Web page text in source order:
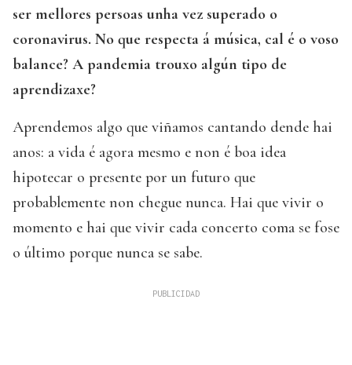
ser mellores persoas unha vez superado o
coronavirus. No que respecta á música, cal é o voso
balance? A pandemia trouxo algún tipo de
aprendizaxe?
Aprendemos algo que viñamos cantando dende hai
anos: a vida é agora mesmo e non é boa idea
hipotecar o presente por un futuro que
probablemente non chegue nunca. Hai que vivir o
momento e hai que vivir cada concerto coma se fose
o último porque nunca se sabe.